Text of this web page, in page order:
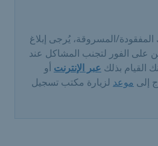
المسروقة، يُرجى إبلاغ
على الفور لتجنب المشاكل عند
القيام بذلك عبر الإنترنت أو
إلى موعد لزيارة مكتب تسجيل